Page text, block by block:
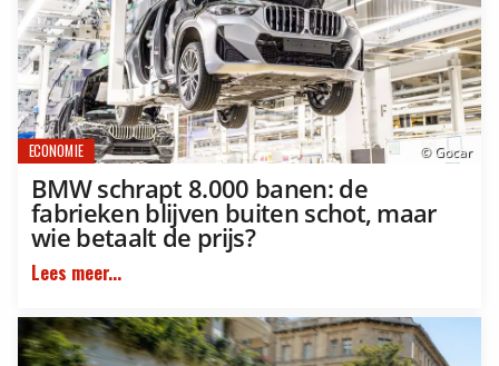
© Gocar
ECONOMIE
BMW schrapt 8.000 banen: de
fabrieken blijven buiten schot, maar
wie betaalt de prijs?
Lees meer...